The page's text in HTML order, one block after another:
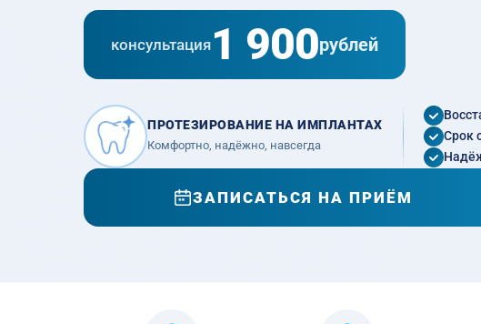
консультация 1 900рублей
ПРОТЕЗИРОВАНИЕ НА ИМПЛАНТАХ
Комфортно, надёжно, навсегда
Срок
ЗАПИСАТЬСЯ НА ПРИЁМ